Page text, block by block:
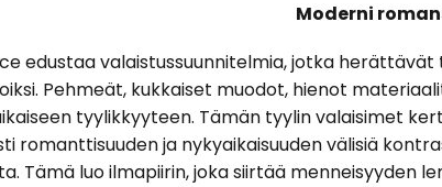
Moderni
edustaa valaistussuunnitelmia, jotka
Pehmeät, kukkaiset muodot, hienot
tyylikkyyteen. Tämän tyylin valaisimet
romanttisuuden ja nykyaikaisuuden välisiä
Tämä luo ilmapiirin, joka siirtää menneisyyden